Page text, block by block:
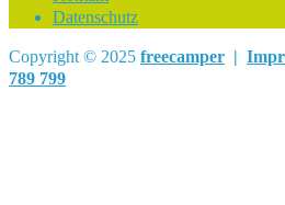
Datenschutz
Copyright © 2025 freecamper |
789 799